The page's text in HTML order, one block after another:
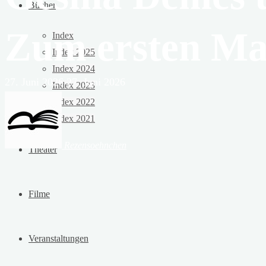
Bücher
Index
Index 2025
Index 2024
Index 2023
Index 2022
Index 2021
Theater
Filme
Veranstaltungen
Zum ersten
27. Juni 202627. Juni 2026